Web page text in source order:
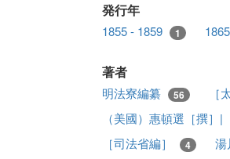
発行年
1855 - 1859 1
著者
明法寮編纂 56
（美國）惠頓選［撰
［司法省編］
4 湯